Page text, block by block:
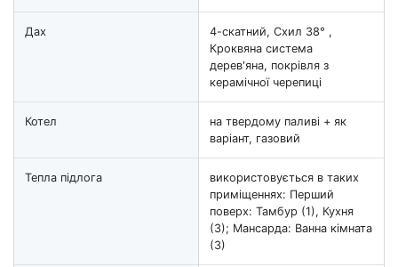
Дах
4-скатний, Схил 38° ,
Кроквяна система
дерев'яна, покрівля з
керамічної черепиці
Котел
на твердому паливі + як
варіант, газовий
Тепла підлога
використовується в таких
приміщеннях: Перший
поверх: Тамбур (1), Кухня
(3); Мансарда: Ванна кімната
(3)